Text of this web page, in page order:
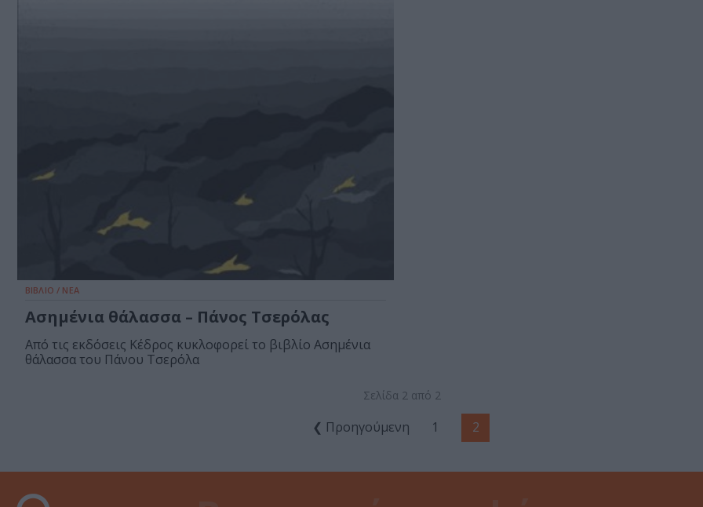
ΒΙΒΛΙΟ / ΝΕΑ
Ασημένια θάλασσα – Πάνος Τσερόλας
Από τις εκδόσεις Κέδρος κυκλοφορεί το βιβλίο Ασημένια
θάλασσα του Πάνου Τσερόλα
Σελίδα 2 από 2
❮ Προηγούμενη 1 2